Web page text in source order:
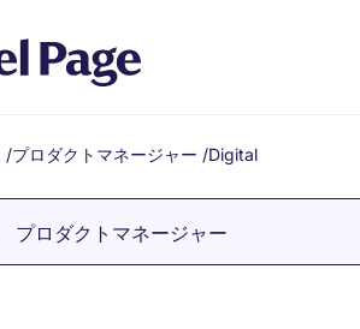
/プロダクトマネージャー /Digital
プロダクトマネージャー